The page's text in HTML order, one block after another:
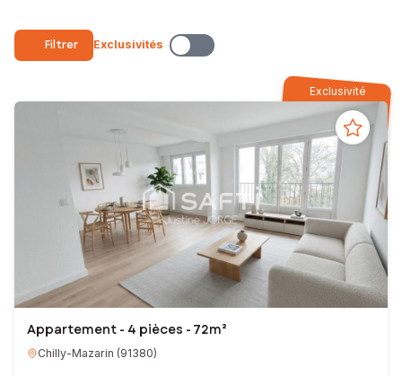
immobilier.
N’hésitez plus et contactez-moi !
Votre conseillère en immobilier SAFTI
EI - Agent commercial - 838 821 072 RSAC EVRY
Filtrer Exclusivités
Exclusivité
Appartement - 4 pièces - 72m²
Chilly-Mazarin (91380)